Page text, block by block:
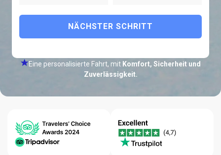
NÄCHSTER SCHRITT
Eine personalisierte Fahrt, mit Komfort, Sicherheit und
Zuverlässigkeit.